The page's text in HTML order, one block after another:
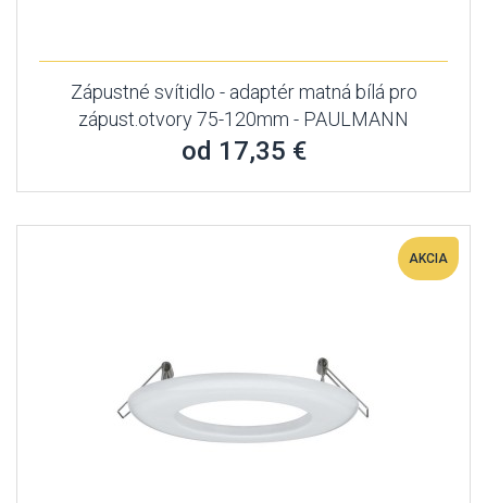
Zápustné svítidlo - adaptér matná bílá pro
zápust.otvory 75-120mm - PAULMANN
od 17,35 €
AKCIA